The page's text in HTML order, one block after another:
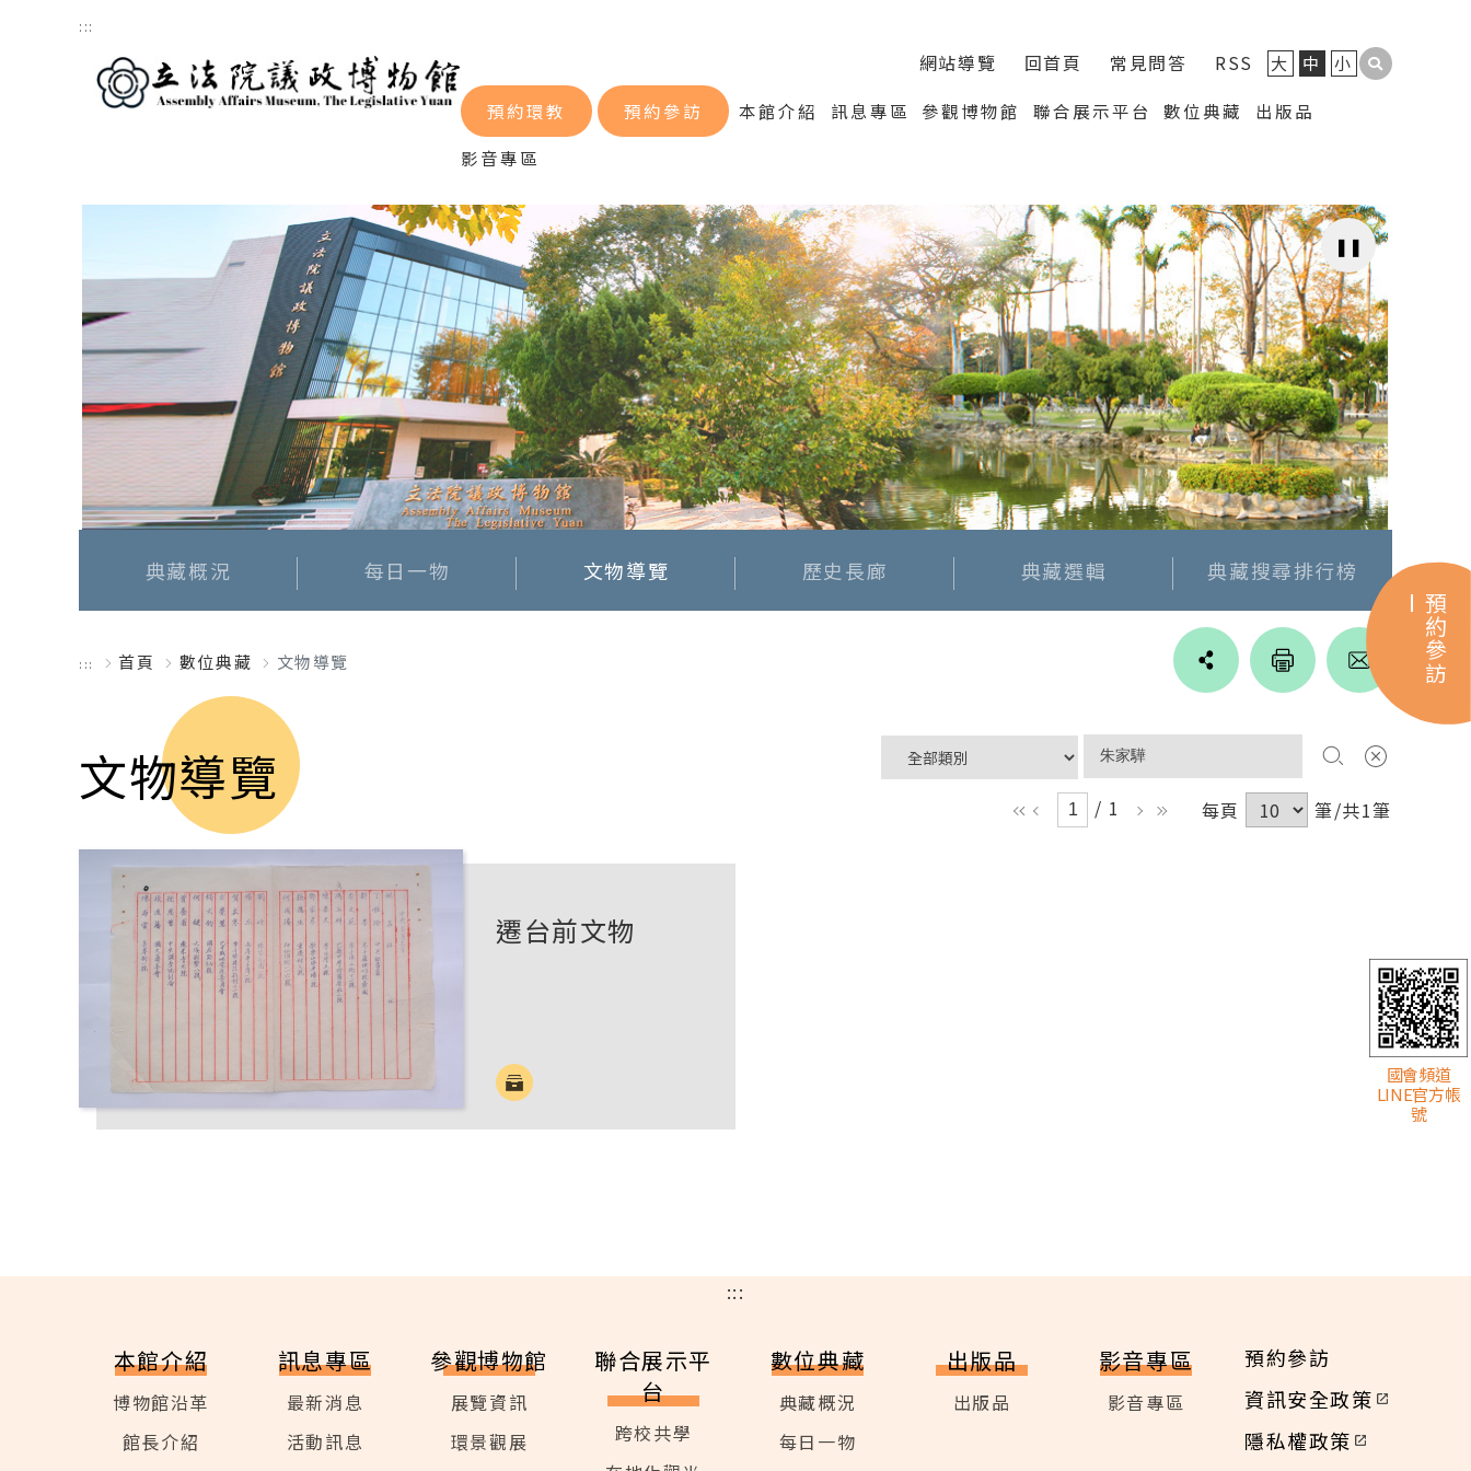
跳到主要內容區塊
:::
網站導覽 回首頁 常見問答 RSS 大 中 小
預約環教 預約參訪 本館介紹 訊息專區 參觀博物館 聯合展示平台 數位典藏
出版品
影音專區
典藏概況 每日一物 文物導覽 歷史長廊 典藏選輯 典藏搜尋排行榜
::: 首頁 數位典藏 文物導覽 Line
blogger
文物導覽 / 1 每頁 筆/共1筆
遷台前文物
:::
本館介紹
博物館沿革
館長介紹
訊息專區
最新消息
活動訊息
參觀博物館
展覽資訊
環景觀展
聯合展示平
台
跨校共學
數位典藏
典藏概況
每日一物
出版品
出版品
影音專區
影音專區
預約參訪
資訊安全政策
隱私權政策
預約參訪
國會頻道
LINE官方帳
號